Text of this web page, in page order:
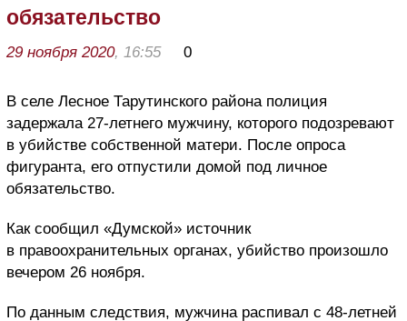
обязательство
29 ноября 2020, 16:55 0
В селе Лесное Тарутинского района полиция
задержала 27-летнего мужчину, которого подозревают
в убийстве собственной матери. После опроса
фигуранта, его отпустили домой под личное
обязательство.
Как сообщил «Думской» источник
в правоохранительных органах, убийство произошло
вечером 26 ноября.
По данным следствия, мужчина распивал с 48-летней